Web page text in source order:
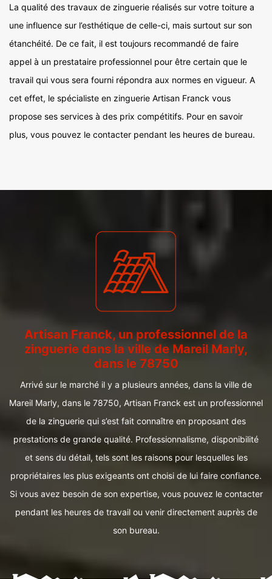
La qualité des travaux de zinguerie réalisés sur votre toiture a
une influence sur l’esthétique de celle-ci, mais surtout sur son
étanchéité. De ce fait, il est toujours recommandé de faire
appel à un prestataire professionnel pour être certain que le
travail qui vous sera fourni répondra aux normes en vigueur. A
cet effet, le spécialiste en zinguerie Artisan Franck vous
propose ses services à des prix compétitifs. Pour en savoir
plus, vous pouvez le contacter pendant les heures de bureau.
Artisan Franck, un professionnel de la
zinguerie dans la ville de Mareil Marly,
dans le 78750
Arrivé sur le marché il y a plusieurs années, dans la ville de
Mareil Marly, dans le 78750, Artisan Franck est un professionnel
de la zinguerie qui s’est fait connaître en proposant des
prestations de grande qualité. Professionnalisme, disponibilité
et sens du détail, tels sont les raisons pour lesquelles les
propriétaires les plus exigeants ont choisi de lui faire confiance.
Si vous avez besoin de son expertise, vous pouvez le contacter
pendant les heures de travail ou venir directement auprès de
son bureau.